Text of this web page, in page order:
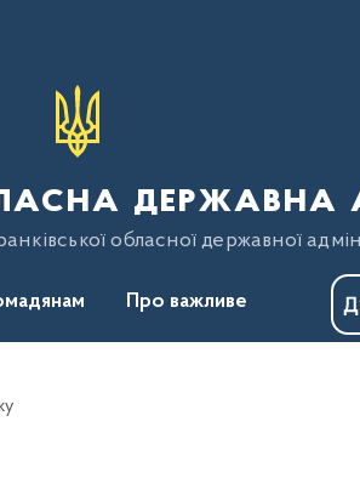
державна
обласної державної
Про важливе